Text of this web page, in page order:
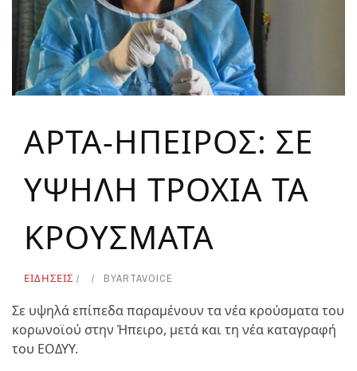
ΑΡΤΑ-ΗΠΕΙΡΟΣ: ΣΕ
ΥΨΗΛΗ ΤΡΟΧΙΑ ΤΑ
ΚΡΟΥΣΜΑΤΑ
ΕΙΔΗΣΕΙΣ BYARTAVOICE
Σε υψηλά επίπεδα παραμένουν τα νέα κρούσματα του
κορωνοϊού στην Ήπειρο, μετά και τη νέα καταγραφή
του ΕΟΔΥΥ.